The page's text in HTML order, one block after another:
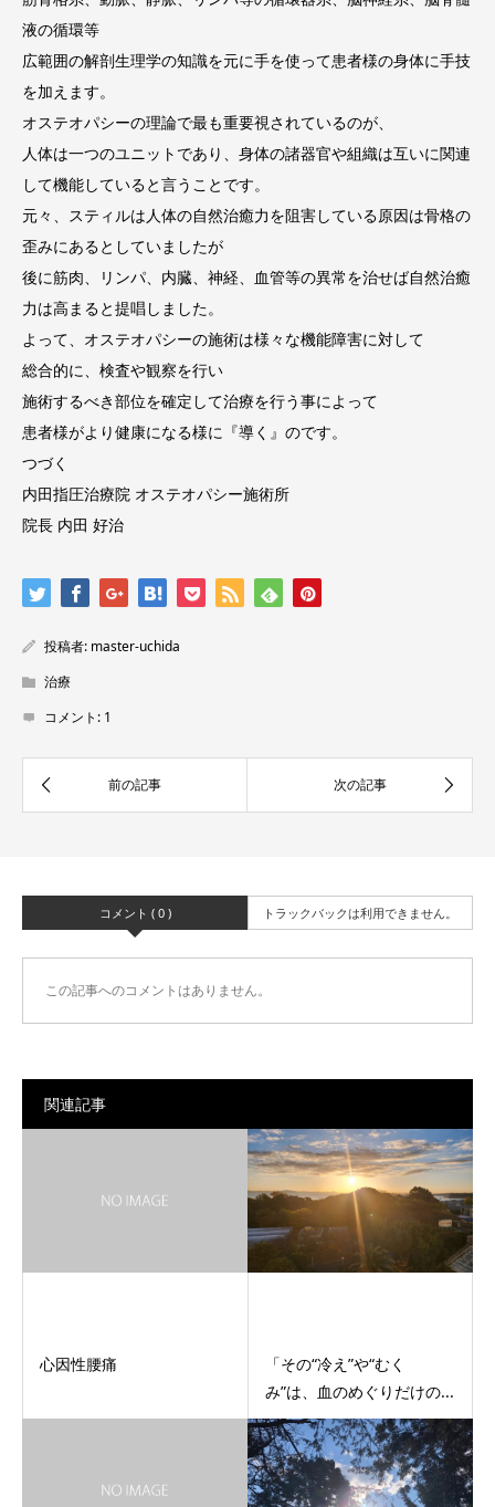
液の循環等
広範囲の解剖生理学の知識を元に手を使って患者様の身体に手技
を加えます。
オステオパシーの理論で最も重要視されているのが、
人体は一つのユニットであり、身体の諸器官や組織は互いに関連
して機能していると言うことです。
元々、スティルは人体の自然治癒力を阻害している原因は骨格の
歪みにあるとしていましたが
後に筋肉、リンパ、内臓、神経、血管等の異常を治せば自然治癒
力は高まると提唱しました。
よって、オステオパシーの施術は様々な機能障害に対して
総合的に、検査や観察を行い
施術するべき部位を確定して治療を行う事によって
患者様がより健康になる様に『導く』のです。
つづく
内田指圧治療院 オステオパシー施術所
院長 内田 好治
投稿者: master-uchida
治療
コメント: 1
コメント ( 0 ) トラックバックは利用できません。
この記事へのコメントはありません。
関連記事
心因性腰痛
「その“冷え”や“むく
み”は、血のめぐりだけの...